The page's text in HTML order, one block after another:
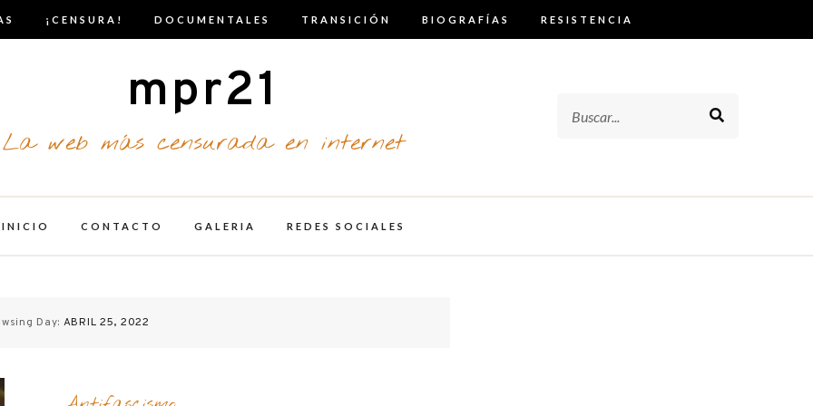
¡CENSURA! DOCUMENTALES TRANSICIÓN BIOGRAFÍAS RESISTENCIA
mpr21
La web más censurada en internet
INICIO CONTACTO GALERIA REDES SOCIALES
Day: ABRIL 25, 2022